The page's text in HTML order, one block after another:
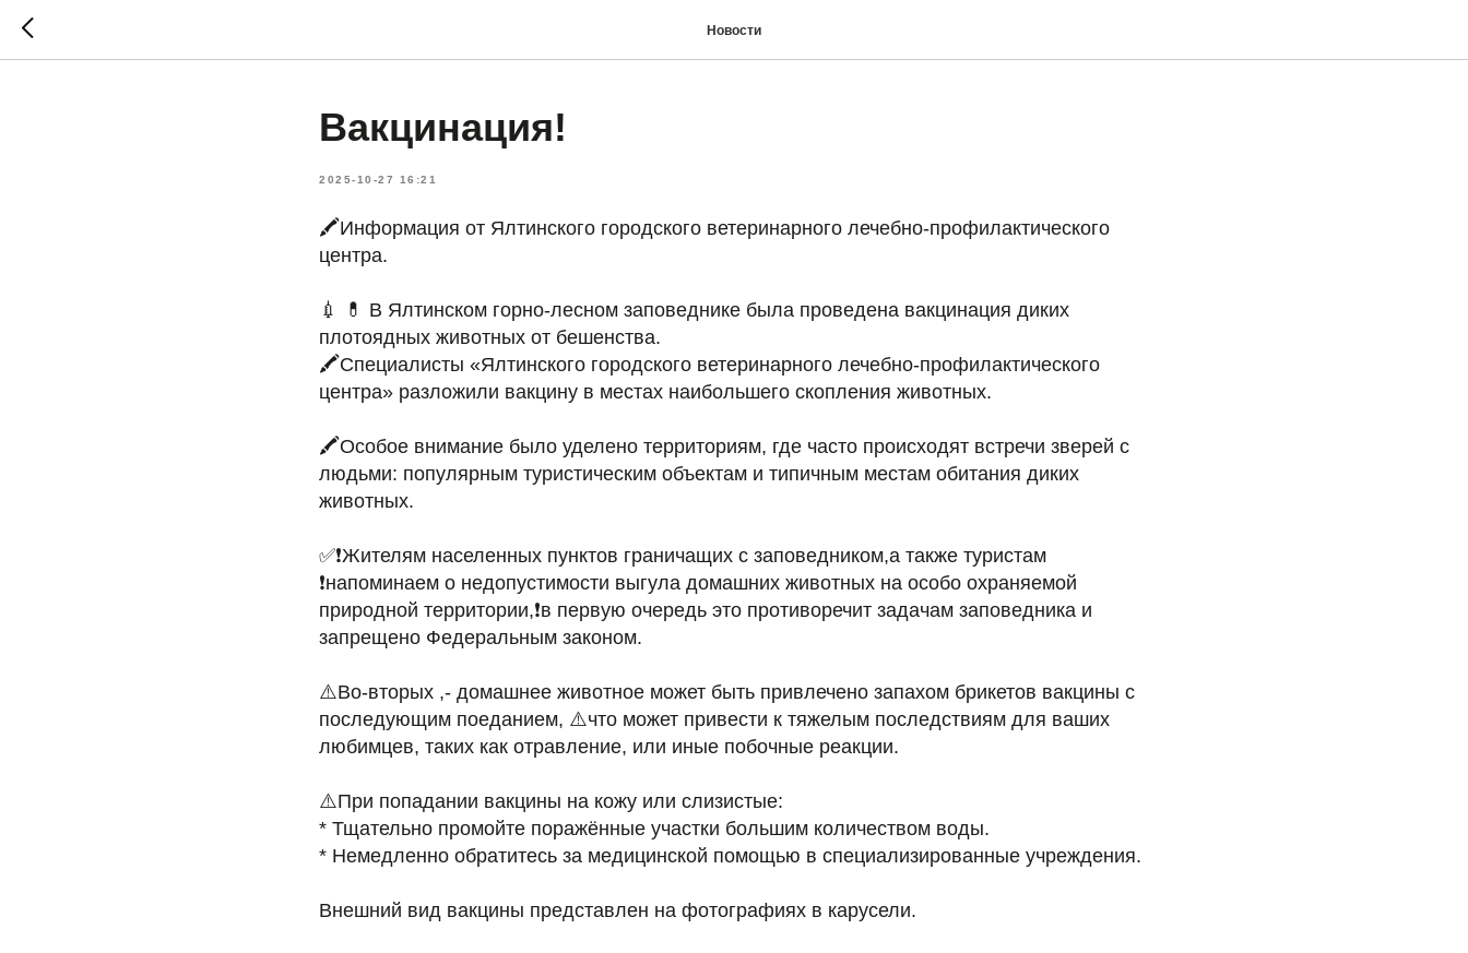
Новости
Вакцинация!
2025-10-27 16:21
🖍️Информация от Ялтинского городского ветеринарного лечебно-профилактического
центра.
💉 💊 В Ялтинском горно-лесном заповеднике была проведена вакцинация диких
плотоядных животных от бешенства.
🖍️Специалисты «Ялтинского городского ветеринарного лечебно-профилактического
центра» разложили вакцину в местах наибольшего скопления животных.
🖍️Особое внимание было уделено территориям, где часто происходят встречи зверей с
людьми: популярным туристическим объектам и типичным местам обитания диких
животных.
✅❗️Жителям населенных пунктов граничащих с заповедником,а также туристам
❗️напоминаем о недопустимости выгула домашних животных на особо охраняемой
природной территории,❗️в первую очередь это противоречит задачам заповедника и
запрещено Федеральным законом.
⚠️Во-вторых ,- домашнее животное может быть привлечено запахом брикетов вакцины с
последующим поеданием, ⚠️что может привести к тяжелым последствиям для ваших
любимцев, таких как отравление, или иные побочные реакции.
⚠️При попадании вакцины на кожу или слизистые:
* Тщательно промойте поражённые участки большим количеством воды.
* Немедленно обратитесь за медицинской помощью в специализированные учреждения.
Внешний вид вакцины представлен на фотографиях в карусели.